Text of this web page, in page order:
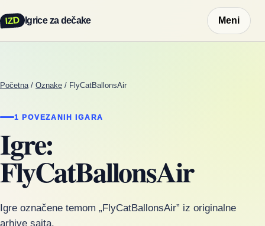
IZD Igrice za dečake Meni
Početna / Oznake / FlyCatBallonsAir
1 POVEZANIH IGARA
Igre:
FlyCatBallonsAir
Igre označene temom „FlyCatBallonsAir” iz originalne
arhive sajta.